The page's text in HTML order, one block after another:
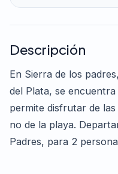
Descripción
En Sierra de los
del Plata, se
permite disfrutar de
no de la playa.
Padres, para 2